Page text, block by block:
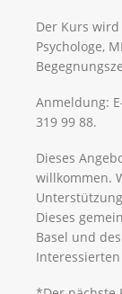
Der Kurs
Psychologe,
Anmeldung:
319 99 88.
Dieses
willkommen.
Dieses
Basel und